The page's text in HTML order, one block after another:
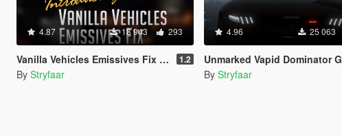
4.87 18 943 293
Vanilla Vehicles Emissives Fix [Add-On][.OIV] 1.2
By Stryfaar
4.96 25 063
Unmarked Vapid Dominator GTX (Detective) [Add-On] [Custom Soundbank]
By Stryfaar